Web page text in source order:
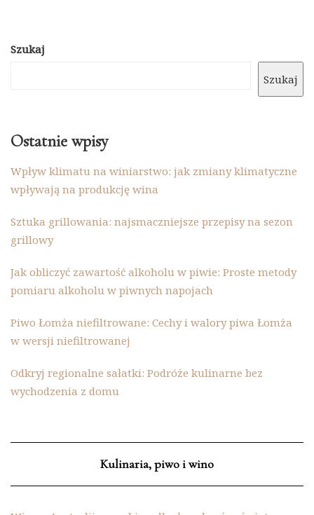
Szukaj
Szukaj
Ostatnie wpisy
Wpływ klimatu na winiarstwo: jak zmiany klimatyczne
wpływają na produkcję wina
Sztuka grillowania: najsmaczniejsze przepisy na sezon
grillowy
Jak obliczyć zawartość alkoholu w piwie: Proste metody
pomiaru alkoholu w piwnych napojach
Piwo Łomża niefiltrowane: Cechy i walory piwa Łomża
w wersji niefiltrowanej
Odkryj regionalne sałatki: Podróże kulinarne bez
wychodzenia z domu
Kulinaria, piwo i wino